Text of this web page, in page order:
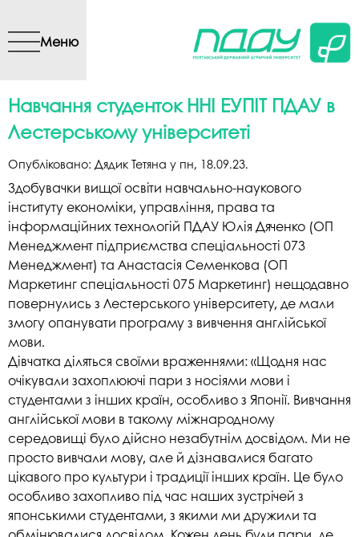
вмісту
Меню
Навчання студенток ННІ ЕУПІТ ПДАУ в
Лестерському університеті
Опубліковано: Дядик Тетяна у пн, 18.09.23.
Здобувачки вищої освіти навчально-наукового
інституту економіки, управління, права та
інформаційних технологій ПДАУ Юлія Дяченко (ОП
Менеджмент підприємства спеціальності 073
Менеджмент) та Анастасія Семенкова (ОП
Маркетинг спеціальності 075 Маркетинг) нещодавно
повернулись з Лестерського університету, де мали
змогу опанувати програму з вивчення англійської
мови.
Дівчатка діляться своїми враженнями: «Щодня нас
очікували захоплюючі пари з носіями мови і
студентами з інших країн, особливо з Японії. Вивчання
англійської мови в такому міжнародному
середовищі було дійсно незабутнім досвідом. Ми не
просто вивчали мову, але й дізнавалися багато
цікавого про культури і традиції інших країн. Це було
особливо захопливо під час наших зустрічей з
японськими студентами, з якими ми дружили та